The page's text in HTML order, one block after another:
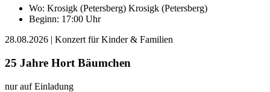
Wo: Krosigk (Petersberg) Krosigk (Petersberg)
Beginn: 17:00 Uhr
28.08.2026 | Konzert für Kinder & Familien
25 Jahre Hort Bäumchen
nur auf Einladung